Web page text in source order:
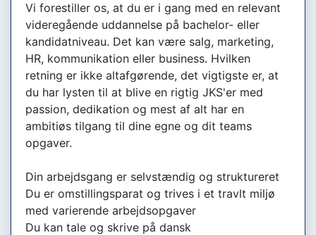
Vi forestiller os, at du er i gang med en relevant
videregående uddannelse på bachelor- eller
kandidatniveau. Det kan være salg, marketing,
HR, kommunikation eller business. Hvilken
retning er ikke altafgørende, det vigtigste er, at
du har lysten til at blive en rigtig JKS'er med
passion, dedikation og mest af alt har en
ambitiøs tilgang til dine egne og dit teams
opgaver.
Din arbejdsgang er selvstændig og struktureret
Du er omstillingsparat og trives i et travlt miljø
med varierende arbejdsopgaver
Du kan tale og skrive på dansk